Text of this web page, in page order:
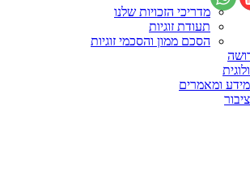
מדריכי הזכויות שלנו
תעודת זוגיות
הסכם ממון והסכמי זוגיות
ומאמרים